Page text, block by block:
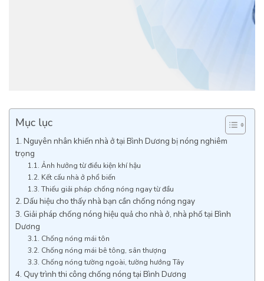
Mục lục
1. Nguyên nhân khiến nhà ở tại Bình Dương bị nóng nghiêm
trọng
1.1. Ảnh hưởng từ điều kiện khí hậu
1.2. Kết cấu nhà ở phổ biến
1.3. Thiếu giải pháp chống nóng ngay từ đầu
2. Dấu hiệu cho thấy nhà bạn cần chống nóng ngay
3. Giải pháp chống nóng hiệu quả cho nhà ở, nhà phố tại Bình
Dương
3.1. Chống nóng mái tôn
3.2. Chống nóng mái bê tông, sân thượng
3.3. Chống nóng tường ngoài, tường hướng Tây
4. Quy trình thi công chống nóng tại Bình Dương